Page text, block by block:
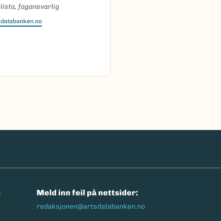
fagansvarlig
Meld inn feil på nettsider:
redaksjonen@artsdatabanken.no